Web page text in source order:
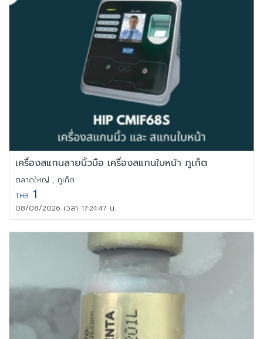
เครื่องสแกนลายนิ้วมือ เครื่องสแกนใบหน้า ภูเก็ต
ตลาดใหญ่ , ภูเก็ต
THB 1
08/08/2026 เวลา 17:24:47 น.